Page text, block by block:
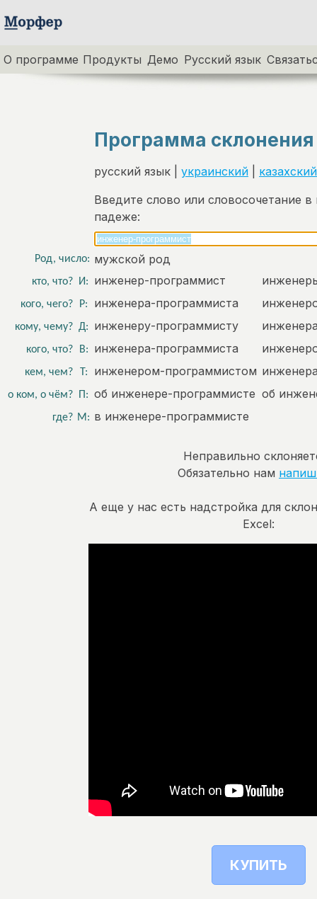
О программе Продукты Демо Русский язык
Программа
русский язык | украинский
казахский
Введите слово или словосочетание
падеже:
Род, число: мужской род
кто, что? И: инженер-программист
кого, чего? Р: инженера-программиста
кому, чему? Д: инженеру-программисту
кого, что? В: инженера-программиста
кем, чем? Т: инженером-программистом
о ком, о чём? П: об инженере-программисте об
где? М: в инженере-программисте
Неправильно
Обязательно нам
А еще у нас есть надстройка для
Excel:
КУПИТЬ